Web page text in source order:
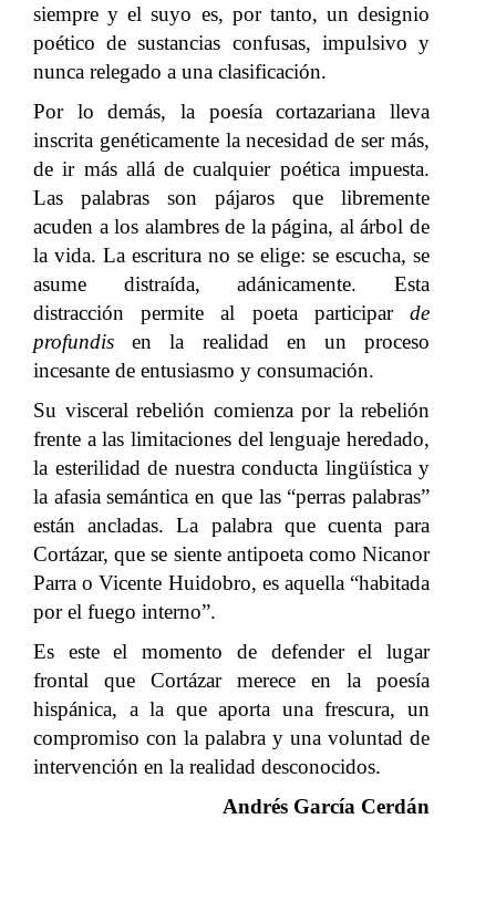
siempre y el suyo es, por tanto, un designio
poético de sustancias confusas, impulsivo y
nunca relegado a una clasificación.
Por lo demás, la poesía cortazariana lleva
inscrita genéticamente la necesidad de ser más,
de ir más allá de cualquier poética impuesta.
Las palabras son pájaros que libremente
acuden a los alambres de la página, al árbol de
la vida. La escritura no se elige: se escucha, se
asume distraída, adánicamente. Esta
distracción permite al poeta participar de
profundis en la realidad en un proceso
incesante de entusiasmo y consumación.
Su visceral rebelión comienza por la rebelión
frente a las limitaciones del lenguaje heredado,
la esterilidad de nuestra conducta lingüística y
la afasia semántica en que las “perras palabras”
están ancladas. La palabra que cuenta para
Cortázar, que se siente antipoeta como Nicanor
Parra o Vicente Huidobro, es aquella “habitada
por el fuego interno”.
Es este el momento de defender el lugar
frontal que Cortázar merece en la poesía
hispánica, a la que aporta una frescura, un
compromiso con la palabra y una voluntad de
intervención en la realidad desconocidos.
Andrés García Cerdán